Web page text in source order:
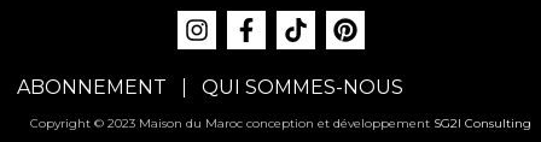
ABONNEMENT QUI SOMMES-NOUS
Copyright © 2023 Maison du Maroc conception et développement SG2I Consulting